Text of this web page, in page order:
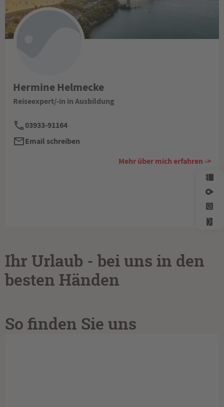
Hermine Helmecke
Reiseexpert/-in in Ausbildung
03933-91164
Email schreiben
Mehr über mich erfahren ->
Ihr Urlaub - bei uns in den
besten Händen
So finden Sie uns